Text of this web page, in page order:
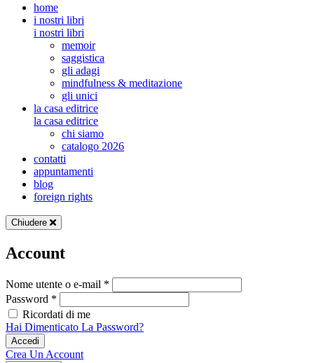
home
i nostri libri
i nostri libri
memoir
saggistica
gli adagi
mindfulness & meditazione
gli unici
la casa editrice
la casa editrice
chi siamo
catalogo 2026
contatti
appuntamenti
blog
foreign rights
Chiudere
Account
Nome utente o e-mail *
Password *
Ricordati di me
Hai Dimenticato La Password?
Accedi
Crea Un Account